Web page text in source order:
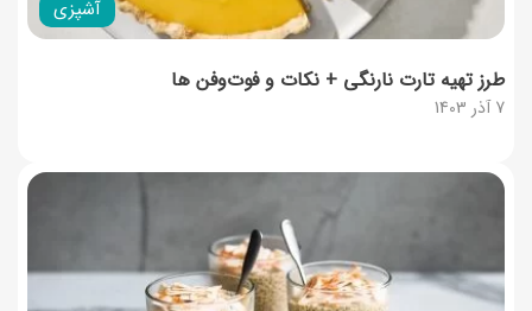
آشپزی
7 آذر 1403
طرز تهیه تارت نارنگی + نکات و فوت‌وفن ها